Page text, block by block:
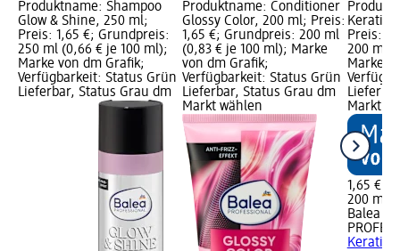
Produktname: Shampoo
Glow & Shine, 250 ml;
Preis: 1,65 €; Grundpreis:
250 ml (0,66 € je 100 ml);
Marke von dm Grafik;
Verfügbarkeit: Status Grün
Lieferbar, Status Grau dm
Produktname: Conditioner
Glossy Color, 200 ml; Preis:
1,65 €; Grundpreis: 200 ml
(0,83 € je 100 ml); Marke
von dm Grafik;
Verfügbarkeit: Status Grün
Lieferbar, Status Grau dm
Markt wählen
Keratin
Preis:
200 ml
Marke
Markt
1,65 €
200 ml
Balea
Keratin